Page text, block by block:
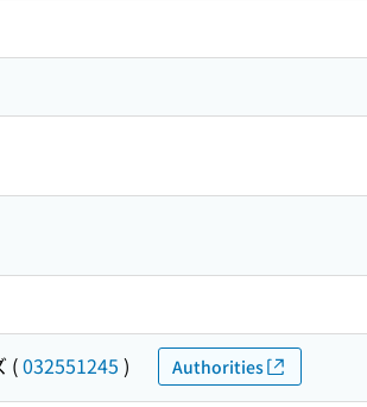
(032551245 ) Authorities